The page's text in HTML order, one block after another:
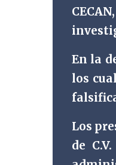
En la
los
Los
de